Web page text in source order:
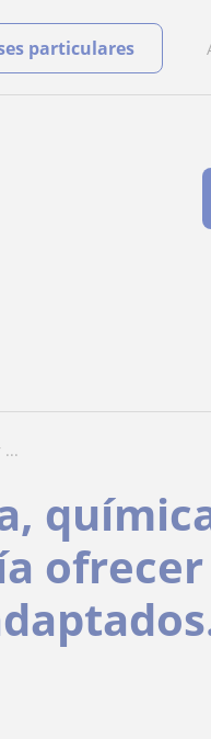
particulares
...